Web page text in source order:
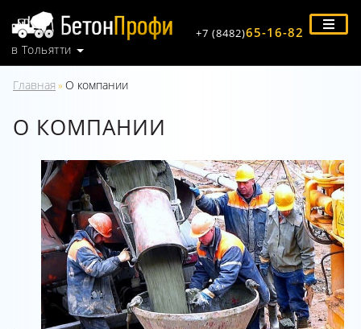
в Тольятти
+7 (8482)65-16-82
Главная » О компании
О КОМПАНИИ